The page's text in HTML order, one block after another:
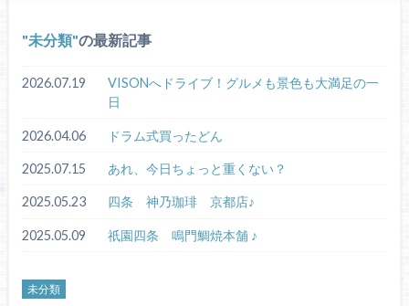
未分類 の最新記事
2026.07.19
VISONへドライブ！グルメも景色も大満足の一
日
2026.04.06 ドラム式買ったどん
2025.07.15 あれ、今日ちょっと重くない？
2025.05.23 四条 神乃珈琲 京都店♪
2025.05.09 祇園四条 鳴門鯛焼本舗 ♪
未分類